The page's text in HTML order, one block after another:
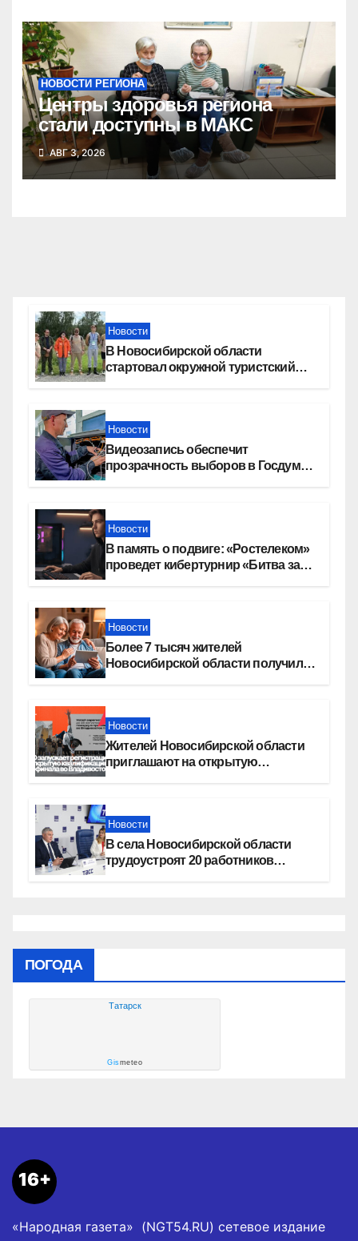
НОВОСТИ РЕГИОНА
Центры здоровья региона
стали доступны в МАКС
АВГ 3, 2026
Новости
В Новосибирской области
стартовал окружной туристский
Новости
Видеозапись обеспечит
прозрачность выборов в Госдуму
Новости
В память о подвиге: «Ростелеком»
проведет кибертурнир «Битва за
Новости
Более 7 тысяч жителей
Новосибирской области получили
Новости
Жителей Новосибирской области
приглашают на открытую
Новости
В села Новосибирской области
трудоустроят 20 работников
ПОГОДА
Татарск
Gismeteo
16+
«Народная газета» (NGT54.RU) сетевое издание